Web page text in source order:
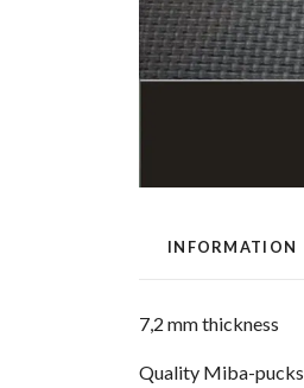
INFORMATION
7,2 mm thickness
Quality Miba-pucks